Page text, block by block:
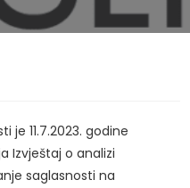
11.7.2023. godine
Izvještaj o analizi
saglasnosti na